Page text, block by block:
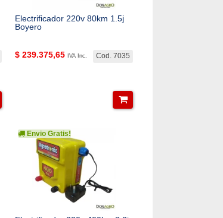
Electrificador 220v 80km 1.5j
Boyero
Cod. 7035
$ 239.375,65 IVA Inc.
Envio Gratis!